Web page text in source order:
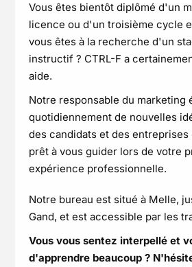
Vous êtes bientôt diplômé d'un
licence ou d'un troisième cycle
vous êtes à la recherche d'un
instructif ? CTRL-F a
aide.
Notre responsable du marketing
quotidiennement de nouvelles
des candidats et des
prêt à vous guider lors de votre
expérience professionnelle.
Notre bureau est situé à Melle,
Gand, et est accessible par les
Vous vous sentez interpellé et
d'apprendre beaucoup ?